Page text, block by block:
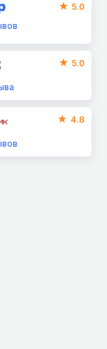
5.0
5.0
4.8